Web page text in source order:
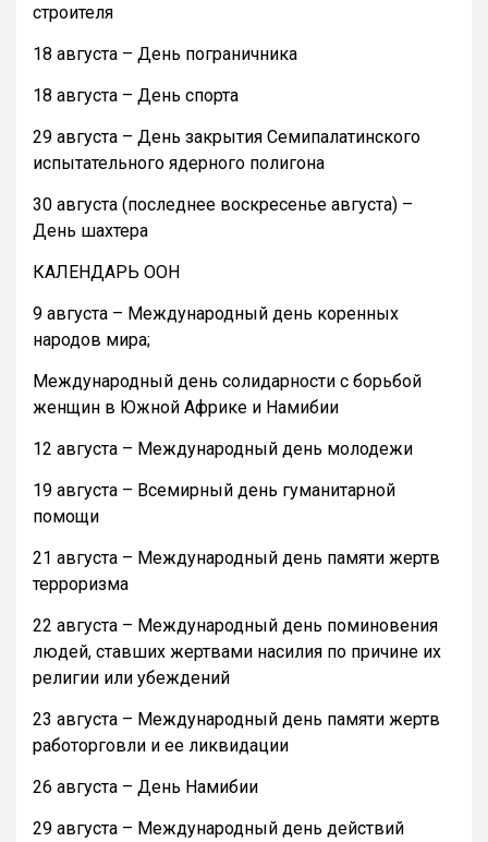
строителя
18 августа – День пограничника
18 августа – День спорта
29 августа – День закрытия Семипалатинского
испытательного ядерного полигона
30 августа (последнее воскресенье августа) –
День шахтера
КАЛЕНДАРЬ ООН
9 августа – Международный день коренных
народов мира;
Международный день солидарности с борьбой
женщин в Южной Африке и Намибии
12 августа – Международный день молодежи
19 августа – Всемирный день гуманитарной
помощи
21 августа – Международный день памяти жертв
терроризма
22 августа – Международный день поминовения
людей, ставших жертвами насилия по причине их
религии или убеждений
23 августа – Международный день памяти жертв
работорговли и ее ликвидации
26 августа – День Намибии
29 августа – Международный день действий